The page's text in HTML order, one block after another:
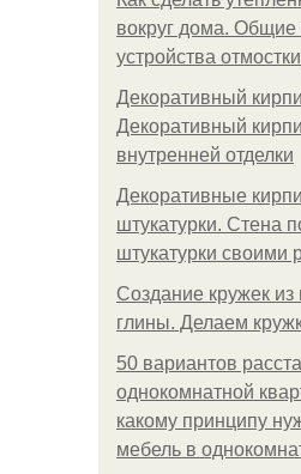
вокруг дома. Общие
устройства
Декоративный
Декоративный
внутренней отделки
Декоративные
штукатурки. Стена
штукатурки своими
Создание кружек
глины. Делаем
50 вариантов
однокомнатной
какому принципу
мебель в